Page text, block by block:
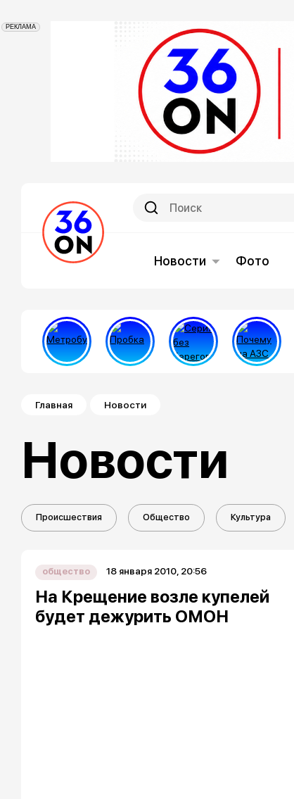
РЕКЛАМА
Новости Фото
Строка навигации
Главная Новости
Новости
Происшествия Общество Культура
общество 18 января 2010, 20:56
На Крещение возле купелей
будет дежурить ОМОН